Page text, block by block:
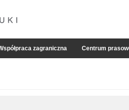
zagraniczna Centrum